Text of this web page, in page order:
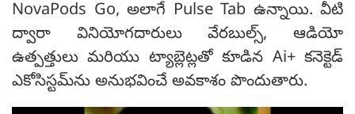
NovaPods Go, అలాగే Pulse Tab ఉన్నాయి. వీటి
ద్వారా వినియోగదారులు వేరబుల్స్, ఆడియో
ఉత్పత్తులు మరియు ట్యాబ్లెట్లతో కూడిన Ai+ కనెక్టెడ్
ఎకోసిస్టమ్‌ను అనుభవించే అవకాశం పొందుతారు.